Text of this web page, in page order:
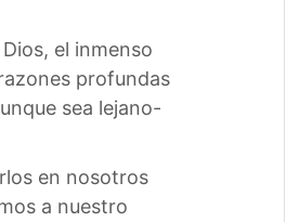
el inmenso
profundas
sea lejano-
en nosotros
a nuestro